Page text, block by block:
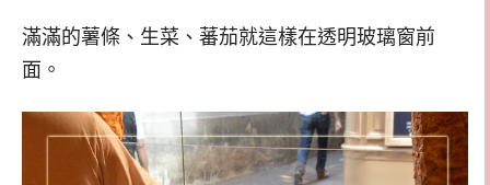
滿滿的薯條、生菜、蕃茄就這樣在透明玻璃窗前
面。